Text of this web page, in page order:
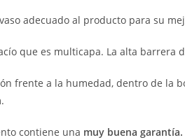
adecuado al producto para su
que es multicapa. La alta barrera
frente a la humedad, dentro de la
contiene una muy buena garantía.